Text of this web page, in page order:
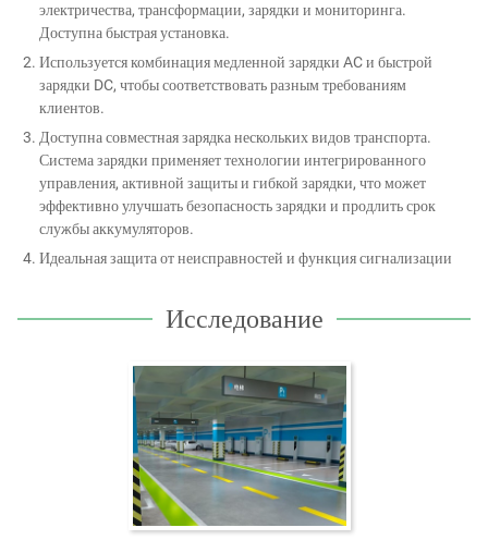
электричества, трансформации, зарядки и мониторинга.
Доступна быстрая установка.
Используется комбинация медленной зарядки AC и быстрой
зарядки DC, чтобы соответствовать разным требованиям
клиентов.
Доступна совместная зарядка нескольких видов транспорта.
Система зарядки применяет технологии интегрированного
управления, активной защиты и гибкой зарядки, что может
эффективно улучшать безопасность зарядки и продлить срок
службы аккумуляторов.
Идеальная защита от неисправностей и функция сигнализации
Исследование